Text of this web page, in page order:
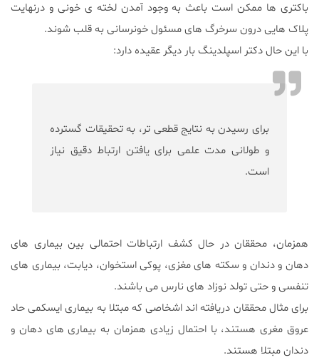
باکتری ها ممکن است باعث به وجود آمدن لخته ی خونی و درنهایت
پلاک هایی درون سرخرگ های مسئول خونرسانی به قلب شوند.
با این حال دکتر اسپلدینگ بار دیگر عقیده دارد:
برای رسیدن به نتایج قطعی تر، به تحقیقات گسترده
و طولانی مدت علمی برای یافتن ارتباط دقیق نیاز
است.
همزمان، محققان در حال کشف ارتباطات احتمالی بین بیماری های
دهان و دندان و سکته های مغزی، پوکی استخوان، دیابت، بیماری های
تنفسی و حتی تولد نوزاد های نارس می باشند.
برای مثال محققان دریافته اند اشخاصی که مبتلا به بیماری ایسکمی حاد
عروق مغری هستند، با احتمال زیادی همزمان به بیماری های دهان و
دندان مبتلا هستند.